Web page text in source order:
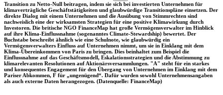
Transition zu Netto-Null beitragen, indem sie sich bei investierten Unternehmen für
klimaverträgliche Geschäftstätigkeiten und glaubwürdige Transitionspläne einsetzen. Der
direkte Dialog mit einem Unternehmen und die Ausübung von Stimmrechten sind
nachweislich eine der wirksamsten Strategien für eine positive Klimawirkung durch
Investoren. Die britische NGO FinanceMap hat große Vermögensverwalter im Hinblick
auf ihre Klima-Einflussnahme (sogenanntes Climate-Stewardship) bewertet. Der
Buchstabe beschreibt ähnlich wie eine Schulnote, wie glaubwürdig ein
Vermögensverwalters Einfluss auf Unternehmen nimmt, um sie in Einklang mit dem
Klima-Übereinkommen von Paris zu bringen. Dies beinhaltet zum Beispiel die
Einflussnahme auf das Geschäftsmodell, Eskalationsstrategien und die Abstimmung zu
klimarelevanten Resolutionen auf Aktionärsversammlungen. "A" steht für ein starkes
und konsequentes Engagement für den Übergang von Unternehmen im Einklang mit dem
Pariser Abkommen, F für „ungenügend“. Dafür wurden sowohl Unternehmensangaben
als auch externe Daten herangezogen. (Datenquelle: FinanceMap)